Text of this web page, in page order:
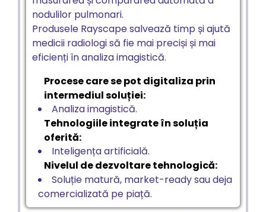
nodulilor pulmonari.
Produsele Rayscape salvează timp și ajută
medicii radiologi să fie mai preciși și mai
eficienți în analiza imagistică.
Procese care se pot digitaliza prin
intermediul soluției:
Analiza imagistică.
Tehnologiile integrate în soluția
oferită:
Inteligența artificială.
Nivelul de dezvoltare tehnologică:
Soluție matură, market-ready sau deja
comercializată pe piață.